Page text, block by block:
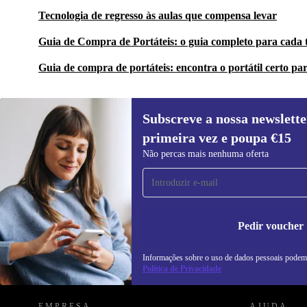
Tecnologia de regresso às aulas que compensa levar
Guia de Compra de Portáteis: o guia completo para cada
Guia de compra de portáteis: encontra o portátil certo
Subscreve a nossa
primeira vez e poupa €15
Não percas mais nenhuma oferta
Pedir voucher
Informações sobre o uso de dados pessoais
Política de Privacidade
Subscreve a nossa newsletter pela
primeira vez e poupa 15€!
Não percas mais nenhuma oferta.
REFURBED PORTUGAL - RETHINK NEW.